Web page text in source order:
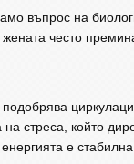
въпрос на
жената често
подобрява
стреса, който
е